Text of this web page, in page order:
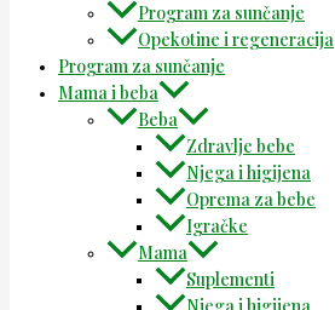
Program za sunčanje
Opekotine i regeneracija
Program za sunčanje
Mama i beba
Beba
Zdravlje bebe
Njega i higijena
Oprema za bebe
Igračke
Mama
Suplementi